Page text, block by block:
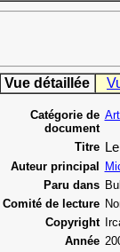
Vue détaillée
Catégorie de
document
Titre
Auteur principal
Paru dans
Comité de lecture
Copyright
Année